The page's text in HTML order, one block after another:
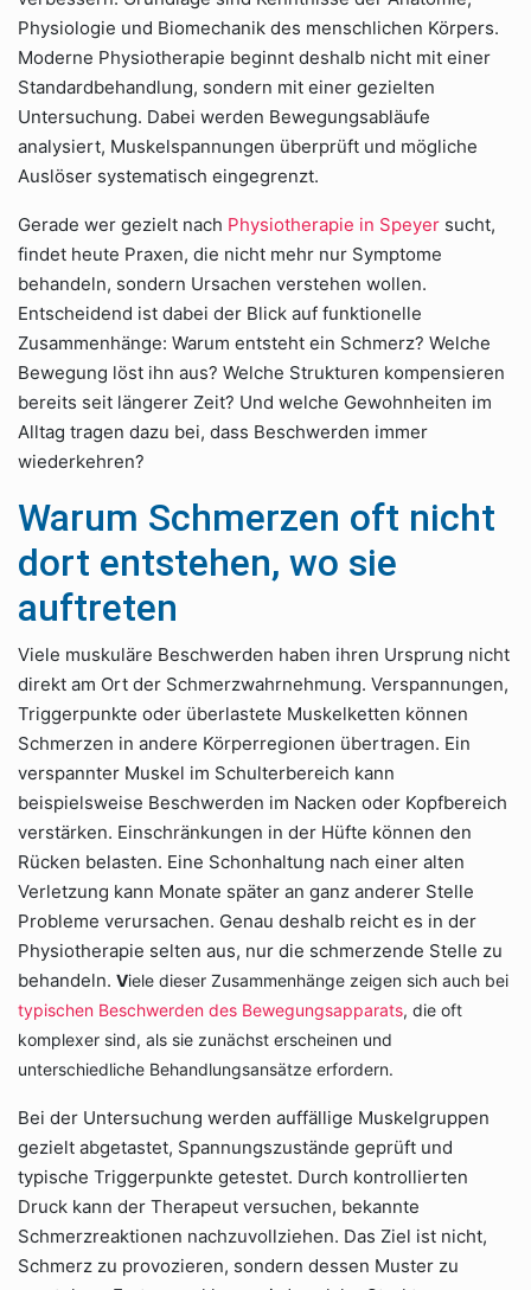
Physiologie und Biomechanik des menschlichen Körpers.
Moderne Physiotherapie beginnt deshalb nicht mit einer
Standardbehandlung, sondern mit einer gezielten
Untersuchung. Dabei werden Bewegungsabläufe
analysiert, Muskelspannungen überprüft und mögliche
Auslöser systematisch eingegrenzt.
Gerade wer gezielt nach Physiotherapie in Speyer sucht,
findet heute Praxen, die nicht mehr nur Symptome
behandeln, sondern Ursachen verstehen wollen.
Entscheidend ist dabei der Blick auf funktionelle
Zusammenhänge: Warum entsteht ein Schmerz? Welche
Bewegung löst ihn aus? Welche Strukturen kompensieren
bereits seit längerer Zeit? Und welche Gewohnheiten im
Alltag tragen dazu bei, dass Beschwerden immer
wiederkehren?
Warum Schmerzen oft nicht
dort entstehen, wo sie
auftreten
Viele muskuläre Beschwerden haben ihren Ursprung nicht
direkt am Ort der Schmerzwahrnehmung. Verspannungen,
Triggerpunkte oder überlastete Muskelketten können
Schmerzen in andere Körperregionen übertragen. Ein
verspannter Muskel im Schulterbereich kann
beispielsweise Beschwerden im Nacken oder Kopfbereich
verstärken. Einschränkungen in der Hüfte können den
Rücken belasten. Eine Schonhaltung nach einer alten
Verletzung kann Monate später an ganz anderer Stelle
Probleme verursachen. Genau deshalb reicht es in der
Physiotherapie selten aus, nur die schmerzende Stelle zu
behandeln. Viele dieser Zusammenhänge zeigen sich auch bei
typischen Beschwerden des Bewegungsapparats, die oft
komplexer sind, als sie zunächst erscheinen und
unterschiedliche Behandlungsansätze erfordern.
Bei der Untersuchung werden auffällige Muskelgruppen
gezielt abgetastet, Spannungszustände geprüft und
typische Triggerpunkte getestet. Durch kontrollierten
Druck kann der Therapeut versuchen, bekannte
Schmerzreaktionen nachzuvollziehen. Das Ziel ist nicht,
Schmerz zu provozieren, sondern dessen Muster zu